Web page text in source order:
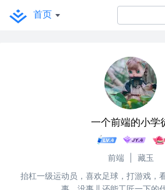
首页
一个前端的小学
前端
藏玉
抬杠一级运动员，喜欢足球，打游戏，